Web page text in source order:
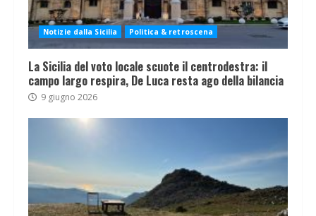
Notizie dalla Sicilia Politica & retroscena
La Sicilia del voto locale scuote il centrodestra: il
campo largo respira, De Luca resta ago della bilancia
9 giugno 2026